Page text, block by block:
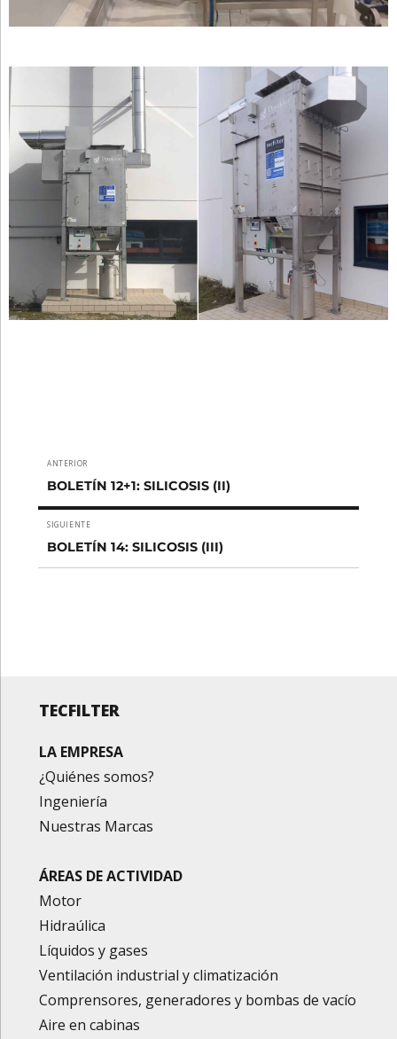
Navegación
de
entradas
ANTERIOR
Entrada
anterior:
BOLETÍN 12+1: SILICOSIS (II)
SIGUIENTE
Entrada
siguiente:
BOLETÍN 14: SILICOSIS (III)
TECFILTER
LA EMPRESA
¿Quiénes somos?
Ingeniería
Nuestras Marcas
ÁREAS DE ACTIVIDAD
Motor
Hidraúlica
Líquidos y gases
Ventilación industrial y climatización
Comprensores, generadores y bombas de vacío
Aire en cabinas